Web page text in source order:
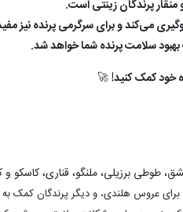
پرندگان زینتی است.
می‌کند و برای سرگرمی پرنده نیز
سلامت پرنده شما خواهد شد.
خود کمک کنید!🚀
برزیلی، ملنگو، قناری، کاسکو و
عروس هلندی، و دیگر پرندگان کمک